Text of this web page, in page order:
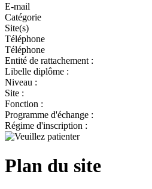
E-mail
Catégorie
Site(s)
Téléphone
Téléphone
Entité de rattachement :
Libelle diplôme :
Niveau :
Site :
Fonction :
Programme d'échange :
Régime d'inscription :
Plan du site